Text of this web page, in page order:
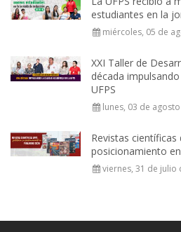
estudiantes en la
miércoles, 05 de
XXI Taller de
década
UFPS
lunes, 03 de
Revistas científicas
posicionamiento
viernes, 31 de julio